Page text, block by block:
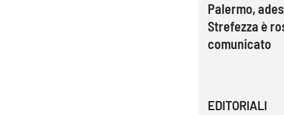
Palermo,
Strefezza è
comunicato
EDITORIALI